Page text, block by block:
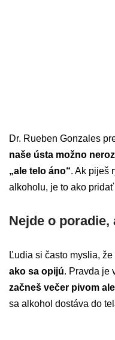
Dr. Rueben Gonzales
naše ústa možno
„ale telo áno“. Ak piješ
alkoholu, je to ako
Nejde o poradie,
Ľudia si často myslia, že
ako sa opijú. Pravda je
začneš večer pivom
sa alkohol dostáva do